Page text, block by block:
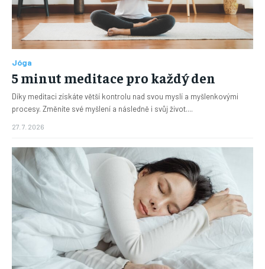
Jóga
5 minut meditace pro každý den
Díky meditaci získáte větší kontrolu nad svou myslí a myšlenkovými
procesy. Změníte své myšlení a následně i svůj život....
27. 7. 2026